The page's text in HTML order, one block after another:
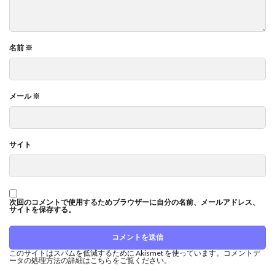
名前 ※
メール※
サイト
次回のコメントで使用するためブラウザーに自分の名前、メールアドレス、
サイトを保存する。
このサイトはスパムを低減するために Akismet を使っています。コメントデ
ータの処理方法の詳細はこちらをご覧ください。